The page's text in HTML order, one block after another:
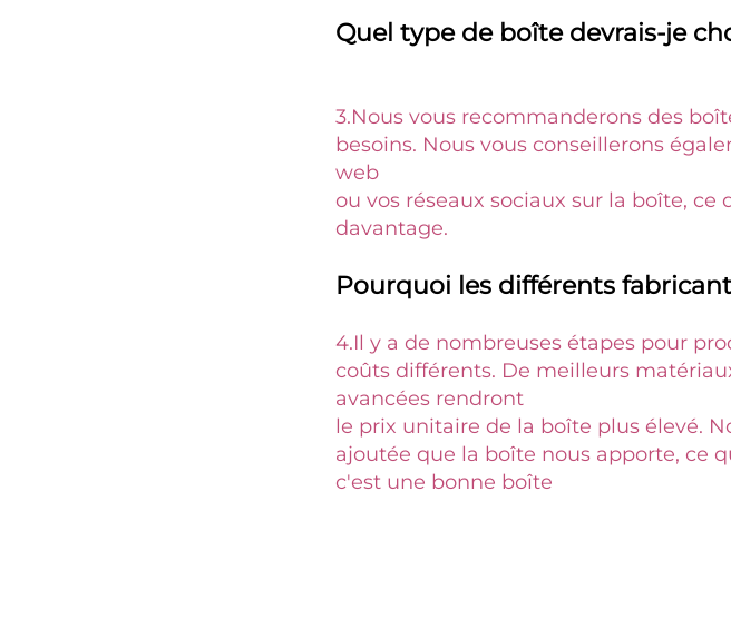
Quel type de boîte devrais-je
3.Nous vous recommanderons des
besoins. Nous vous conseillerons
web
ou vos réseaux sociaux sur la boîte,
davantage.
Pourquoi les différents
4.Il y a de nombreuses étapes pour
coûts différents. De meilleurs
avancées rendront
le prix unitaire de la boîte plus élevé.
ajoutée que la boîte nous apporte, ce
c'est une bonne boîte